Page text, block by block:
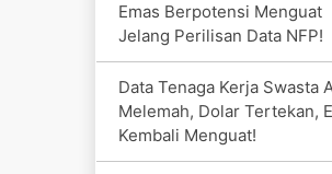
Emas Berpotensi Menguat
Jelang Perilisan Data NFP!
Data Tenaga Kerja Swasta
Melemah, Dolar Tertekan,
Kembali Menguat!